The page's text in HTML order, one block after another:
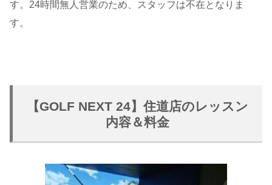
す。24時間無人営業のため、スタッフは不在となりま
す。
【GOLF NEXT 24】住道店のレッスン
内容＆料金